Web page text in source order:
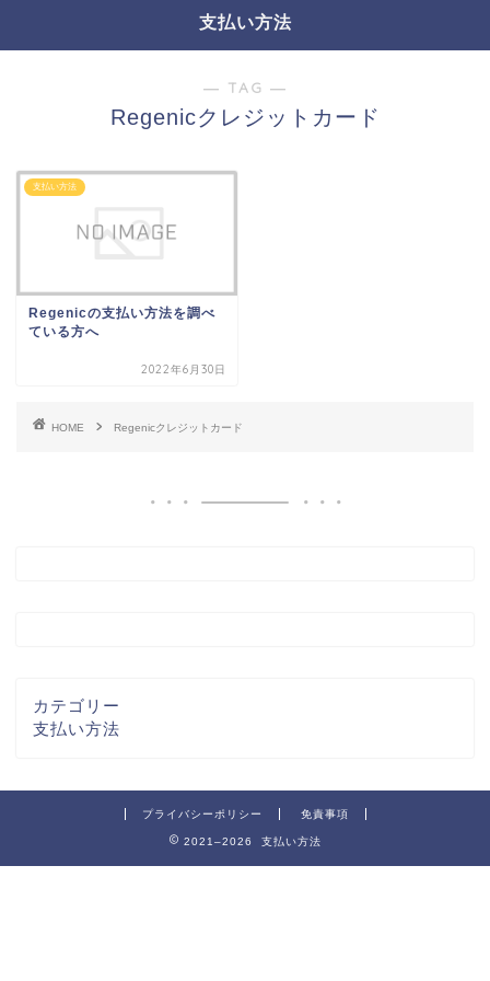
支払い方法
― TAG ―
Regenicクレジットカード
支払い方法
Regenicの支払い方法を調べ
ている方へ
2022年6月30日
HOME Regenicクレジットカード
カテゴリー
支払い方法
プライバシーポリシー 免責事項
2021–2026 支払い方法